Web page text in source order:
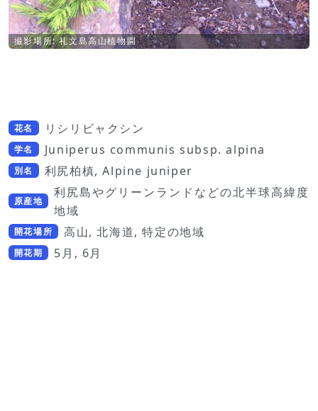
撮影場所: 礼文島高山植物園
花名 リシリビャクシン
学名 Juniperus communis subsp. alpina
別名 利尻柏槙, Alpine juniper
原産地
利尻島やグリーンランドなどの北半球高緯度
地域
開花場所 高山, 北海道, 特定の地域
開花期 5月, 6月